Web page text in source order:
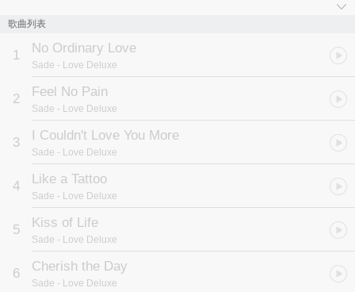
歌曲列表
1 No Ordinary Love
Sade - Love Deluxe
2 Feel No Pain
Sade - Love Deluxe
3 I Couldn't Love You More
Sade - Love Deluxe
4 Like a Tattoo
Sade - Love Deluxe
5 Kiss of Life
Sade - Love Deluxe
6 Cherish the Day
Sade - Love Deluxe